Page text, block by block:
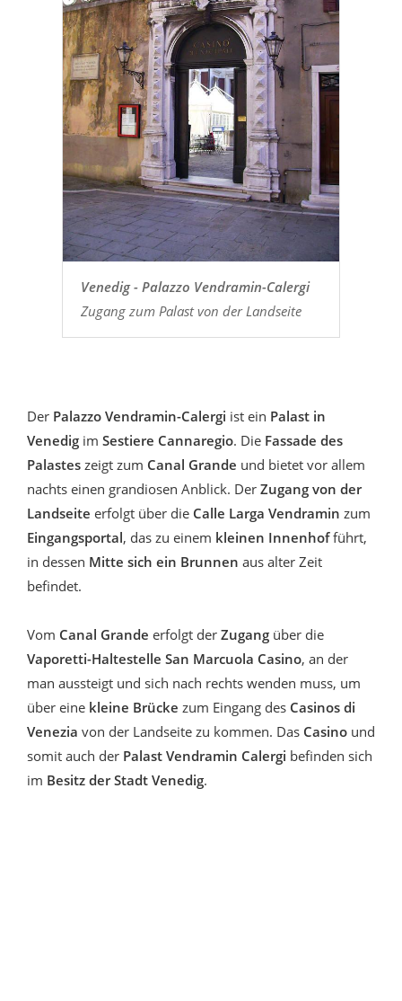
Venedig - Palazzo Vendramin-Calergi
Zugang zum Palast von der Landseite
Der Palazzo Vendramin-Calergi ist ein Palast in
Venedig im Sestiere Cannaregio. Die Fassade des
Palastes zeigt zum Canal Grande und bietet vor allem
nachts einen grandiosen Anblick. Der Zugang von der
Landseite erfolgt über die Calle Larga Vendramin zum
Eingangsportal, das zu einem kleinen Innenhofführt,
in dessen Mitte sich ein Brunnen aus alter Zeit
befindet.
Vom Canal Grande erfolgt der Zugang über die
Vaporetti-Haltestelle San Marcuola Casino, an der
man aussteigt und sich nach rechts wenden muss, um
über eine kleine Brücke zum Eingang des Casinos di
Venezia von der Landseite zu kommen. Das Casino und
somit auch der Palast Vendramin Calergi befinden sich
im Besitz der Stadt Venedig.